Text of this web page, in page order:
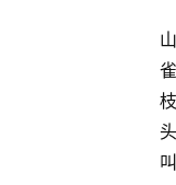
山
雀
枝
头
叫